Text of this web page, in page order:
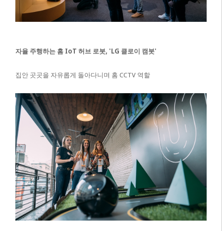
자율 주행하는 홈 IoT 허브 로봇, 'LG 클로이 캠봇'
집안 곳곳을 자유롭게 돌아다니며 홈 CCTV 역할